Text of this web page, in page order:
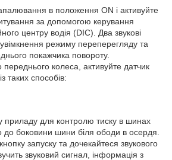
в положення ON і активуйте
за допомогою керування
центру водія (DIC). Два звукові
режиму переперегляду та
покажчика повороту.
колеса, активуйте датчик
таких способів:
для контролю тиску в шинах
до боковини шини біля ободи в осердя.
кнопку запуску та дочекайтеся звукового
звуковий сигнал, інформація з